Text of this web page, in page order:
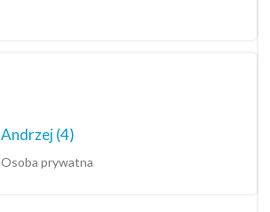
Andrzej(4)
Osoba prywatna